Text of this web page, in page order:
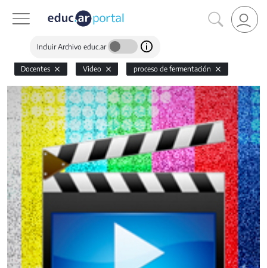
Incluir Archivo educ.ar
Docentes Video proceso de fermentación